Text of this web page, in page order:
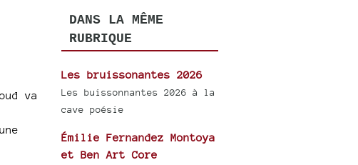
va
DANS LA MÊME
RUBRIQUE
Les bruissonantes 2026
Les buissonnantes 2026 à la
cave poésie
Émilie Fernandez Montoya
et Ben Art Core